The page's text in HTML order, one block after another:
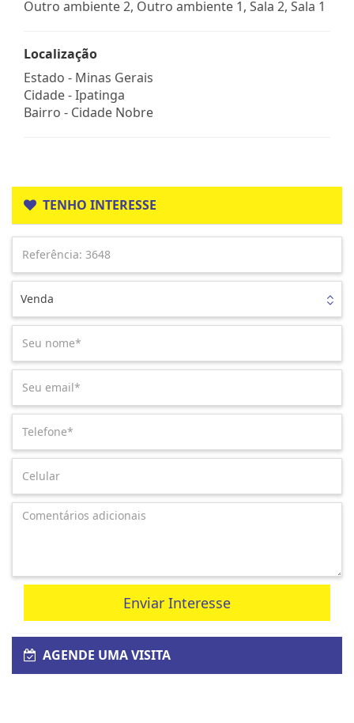
Outro ambiente 2, Outro ambiente 1, Sala 2, Sala 1
Localização
Estado - Minas Gerais
Cidade -Ipatinga
Bairro - Cidade Nobre
TENHO INTERESSE
Venda
Enviar Interesse
AGENDE UMA VISITA